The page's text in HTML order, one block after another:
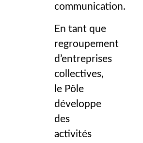
communication.
En tant que
regroupement
d’entreprises
collectives,
le Pôle
développe
des
activités